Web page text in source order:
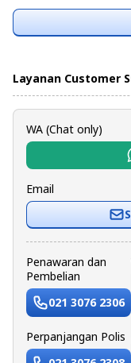
Layanan Customer
WA (Chat only)
Email
Penawaran dan
Pembelian
021 3076 2306
Perpanjangan Polis